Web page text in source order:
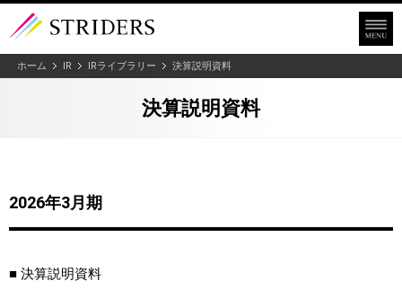
ホーム IR IRライブラリー 決算説明資料
決算説明資料
2026年3月期
■ 決算説明資料